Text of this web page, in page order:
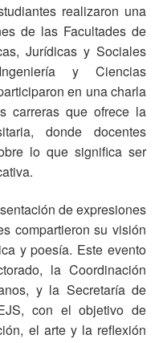
realizaron una
de las Facultades de
Jurídicas y Sociales
y Ciencias
en una charla
carreras que ofrece la
donde docentes
lo que significa ser
de expresiones
compartieron su visión
y poesía. Este evento
la Coordinación
y la Secretaría de
con el objetivo de
el arte y la reflexión